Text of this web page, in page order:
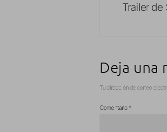
Trailer de
Deja una
Tu dirección de correo
Comentario *